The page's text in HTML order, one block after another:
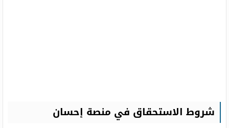
شروط الاستحقاق في منصة إحسان